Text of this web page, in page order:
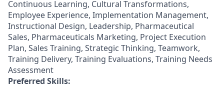
Continuous Learning, Cultural Transformations,
Employee Experience, Implementation Management,
Instructional Design, Leadership, Pharmaceutical
Sales, Pharmaceuticals Marketing, Project Execution
Plan, Sales Training, Strategic Thinking, Teamwork,
Training Delivery, Training Evaluations, Training Needs
Assessment
Preferred Skills: